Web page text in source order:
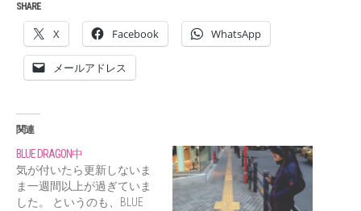
SHARE
X Facebook WhatsApp
メールアドレス
関連
BLUE DRAGON中
気が付いたら更新しないま
ま一週間以上が過ぎていま
した。 というのも、BLUE